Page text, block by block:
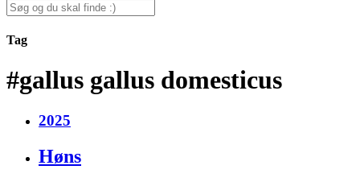
for:
Search
for:
Tag
#gallus gallus domesticus
2025
Høns